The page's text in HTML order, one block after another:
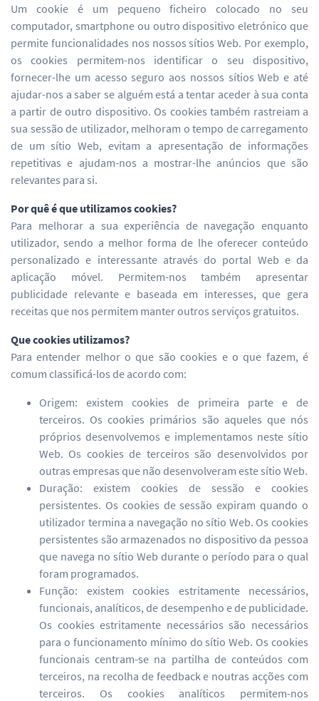
Um cookie é um pequeno ficheiro colocado no seu
computador, smartphone ou outro dispositivo eletrónico que
permite funcionalidades nos nossos sítios Web. Por exemplo,
os cookies permitem-nos identificar o seu dispositivo,
fornecer-lhe um acesso seguro aos nossos sítios Web e até
ajudar-nos a saber se alguém está a tentar aceder à sua conta
a partir de outro dispositivo. Os cookies também rastreiam a
sua sessão de utilizador, melhoram o tempo de carregamento
de um sítio Web, evitam a apresentação de informações
repetitivas e ajudam-nos a mostrar-lhe anúncios que são
relevantes para si.
Por quê é que utilizamos cookies?
Para melhorar a sua experiência de navegação enquanto
utilizador, sendo a melhor forma de lhe oferecer conteúdo
personalizado e interessante através do portal Web e da
aplicação móvel. Permitem-nos também apresentar
publicidade relevante e baseada em interesses, que gera
receitas que nos permitem manter outros serviços gratuitos.
Que cookies utilizamos?
Para entender melhor o que são cookies e o que fazem, é
comum classificá-los de acordo com:
Origem: existem cookies de primeira parte e de
terceiros. Os cookies primários são aqueles que nós
próprios desenvolvemos e implementamos neste sítio
Web. Os cookies de terceiros são desenvolvidos por
outras empresas que não desenvolveram este sítio Web.
Duração: existem cookies de sessão e cookies
persistentes. Os cookies de sessão expiram quando o
utilizador termina a navegação no sítio Web. Os cookies
persistentes são armazenados no dispositivo da pessoa
que navega no sítio Web durante o período para o qual
foram programados.
Função: existem cookies estritamente necessários,
funcionais, analíticos, de desempenho e de publicidade.
Os cookies estritamente necessários são necessários
para o funcionamento mínimo do sítio Web. Os cookies
funcionais centram-se na partilha de conteúdos com
terceiros, na recolha de feedback e noutras acções com
terceiros. Os cookies analíticos permitem-nos